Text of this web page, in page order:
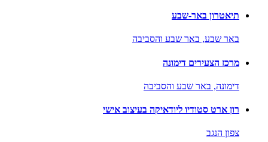
תיאטרון באר-שבע
באר שבע, באר שבע והסביבה
מרכז הצעירים דימונה
דימונה, באר שבע והסביבה
רון ארט סטודיו ליודאיקה בעיצוב אישי
צפון הנגב